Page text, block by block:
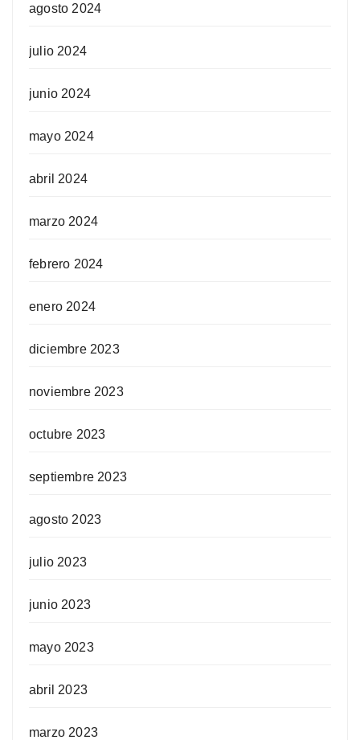
agosto 2024
julio 2024
junio 2024
mayo 2024
abril 2024
marzo 2024
febrero 2024
enero 2024
diciembre 2023
noviembre 2023
octubre 2023
septiembre 2023
agosto 2023
julio 2023
junio 2023
mayo 2023
abril 2023
marzo 2023